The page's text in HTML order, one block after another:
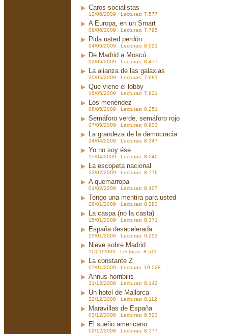
Caros socialistas
12/06/2009 Lecturas: 7.577
A Europa, en un Smart
09/06/2009 Lecturas: 7.795
Pida usted perdón
04/06/2009 Lecturas: 8.021
De Madrid a Moscú
02/06/2009 Lecturas: 8.477
La alianza de las galaxias
20/05/2009 Lecturas: 7.681
Que viene el lobby
16/05/2009 Lecturas: 7.821
Los menéndez
08/05/2009 Lecturas: 8.251
Semáforo verde, semáforo rojo
07/05/2009 Lecturas: 8.903
La grandeza de la democracia
24/04/2009 Lecturas: 8.347
Yo no soy ése
15/04/2009 Lecturas: 8.040
La escopeta nacional
22/02/2009 Lecturas: 8.776
A quemarropa
01/02/2009 Lecturas: 8.407
Tengo una mentira para usted
28/01/2009 Lecturas: 8.283
La caspa (no la casta)
15/01/2009 Lecturas: 8.371
España desacelerada
15/01/2009 Lecturas: 9.253
Nieve sobre Madrid
11/01/2009 Lecturas: 8.511
La constante Z
07/01/2009 Lecturas: 10.028
Annus horribilis
31/12/2008 Lecturas: 8.142
Un hotel de Mallorca
22/12/2008 Lecturas: 8.112
Maravillas de España
03/12/2008 Lecturas: 8.523
El sueño americano
02/12/2008 Lecturas: 8.177